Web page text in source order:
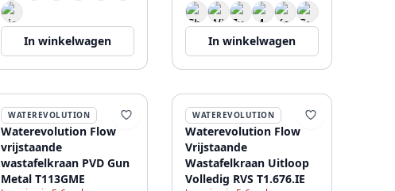
In winkelwagen In winkelwagen
WATEREVOLUTION
Waterevolution Flow
vrijstaande
wastafelkraan PVD Gun
Metal T113GME
WATEREVOLUTION
Waterevolution Flow
Vrijstaande
Wastafelkraan Uitloop
Volledig RVS T1.676.IE